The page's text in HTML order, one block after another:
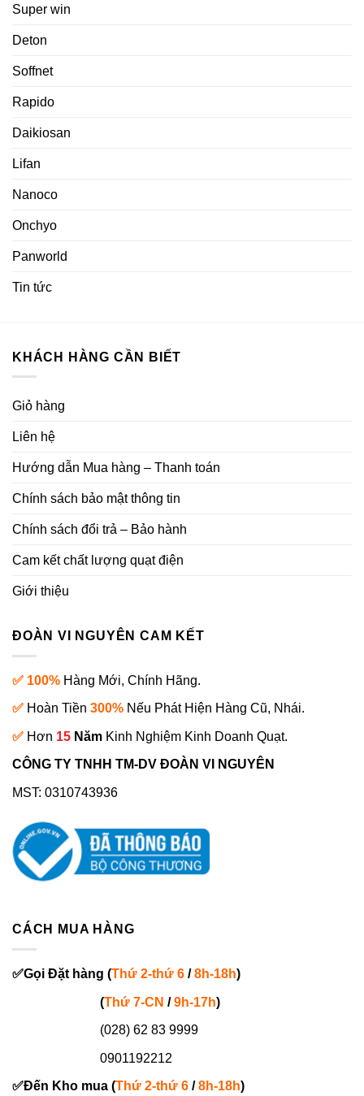
Super win
Deton
Soffnet
Rapido
Daikiosan
Lifan
Nanoco
Onchyo
Panworld
Tin tức
KHÁCH HÀNG CẦN BIẾT
Giỏ hàng
Liên hệ
Hướng dẫn Mua hàng – Thanh toán
Chính sách bảo mật thông tin
Chính sách đổi trả – Bảo hành
Cam kết chất lượng quạt điện
Giới thiệu
ĐOÀN VI NGUYÊN CAM KẾT
✅ 100% Hàng Mới, Chính Hãng.
✅ Hoàn Tiền 300% Nếu Phát Hiện Hàng Cũ, Nhái.
✅ Hơn 15 Năm Kinh Nghiệm Kinh Doanh Quạt.
CÔNG TY TNHH TM-DV ĐOÀN VI NGUYÊN
MST: 0310743936
CÁCH MUA HÀNG
✅Gọi Đặt hàng (Thứ 2-thứ 6 /8h-18h)
(Thứ 7-CN /9h-17h)
(028) 62 83 9999
0901192212
✅Đến Kho mua (Thứ 2-thứ 6 /8h-18h)